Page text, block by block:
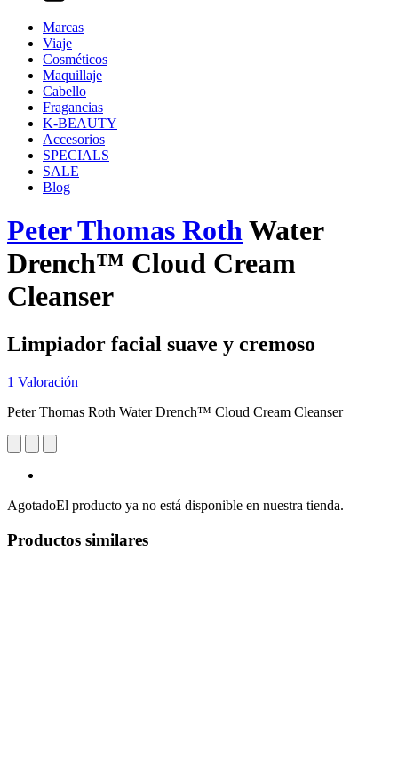
Marcas
Viaje
Cosméticos
Maquillaje
Cabello
Fragancias
K-BEAUTY
Accesorios
SPECIALS
SALE
Blog
Peter Thomas RothWater
Drench™ Cloud Cream
Cleanser
Limpiador facial suave y cremoso
1 Valoración
Peter Thomas Roth Water Drench™ Cloud Cream Cleanser
AgotadoEl producto ya no está disponible en nuestra tienda.
Productos similares